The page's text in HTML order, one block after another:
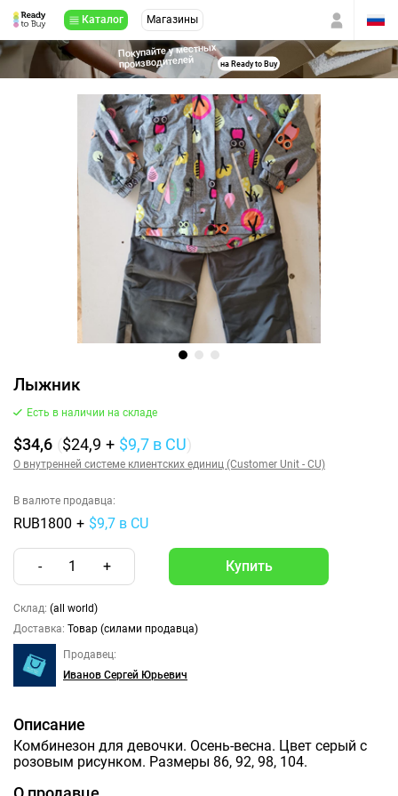
Каталог Магазины
Покупайте у местных
производителей на Ready to Buy
Лыжник
Есть в наличии на складе
$34,6 ($24,9 + $9,7 в CU)
О внутренней системе клиентских единиц (Customer Unit - CU)
В валюте продавца:
RUB1800 + $9,7 в CU
- 1 +
Склад: (all world)
Доставка: Товар (силами продавца)
Продавец:
Иванов Сергей Юрьевич
Описание
Комбинезон для девочки. Осень-весна. Цвет серый с
розовым рисунком. Размеры 86, 92, 98, 104.